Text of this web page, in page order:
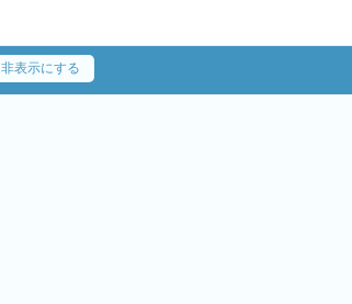
非表示にする